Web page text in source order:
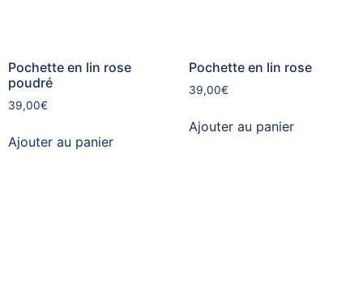
Pochette en lin rose
poudré
39,00€
Ajouter au panier
Pochette en lin rose
39,00€
Ajouter au panier